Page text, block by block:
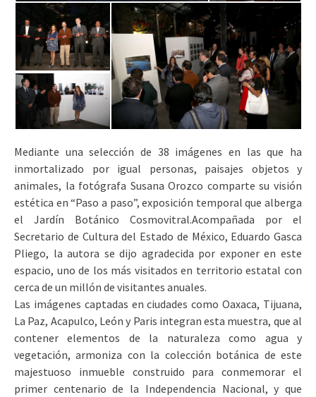
Mediante una selección de 38 imágenes en las que ha
inmortalizado por igual personas, paisajes objetos y
animales, la fotógrafa Susana Orozco comparte su visión
estética en “Paso a paso”, exposición temporal que alberga
el Jardín Botánico Cosmovitral.Acompañada por el
Secretario de Cultura del Estado de México, Eduardo Gasca
Pliego, la autora se dijo agradecida por exponer en este
espacio, uno de los más visitados en territorio estatal con
cerca de un millón de visitantes anuales.
Las imágenes captadas en ciudades como Oaxaca, Tijuana,
La Paz, Acapulco, León y Paris integran esta muestra, que al
contener elementos de la naturaleza como agua y
vegetación, armoniza con la colección botánica de este
majestuoso inmueble construido para conmemorar el
primer centenario de la Independencia Nacional, y que